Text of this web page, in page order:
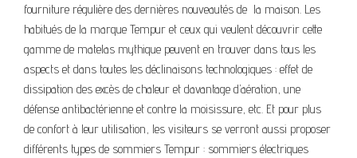
fourniture régulière des dernières nouveautés de la maison. Les
habitués de la marque Tempur et ceux qui veulent découvrir cette
gamme de matelas mythique peuvent en trouver dans tous les
aspects et dans toutes les déclinaisons technologiques : effet de
dissipation des excès de chaleur et davantage d’aération, une
défense antibactérienne et contre la moisissure, etc. Et pour plus
de confort à leur utilisation, les visiteurs se verront aussi proposer
différents types de sommiers Tempur : sommiers électriques